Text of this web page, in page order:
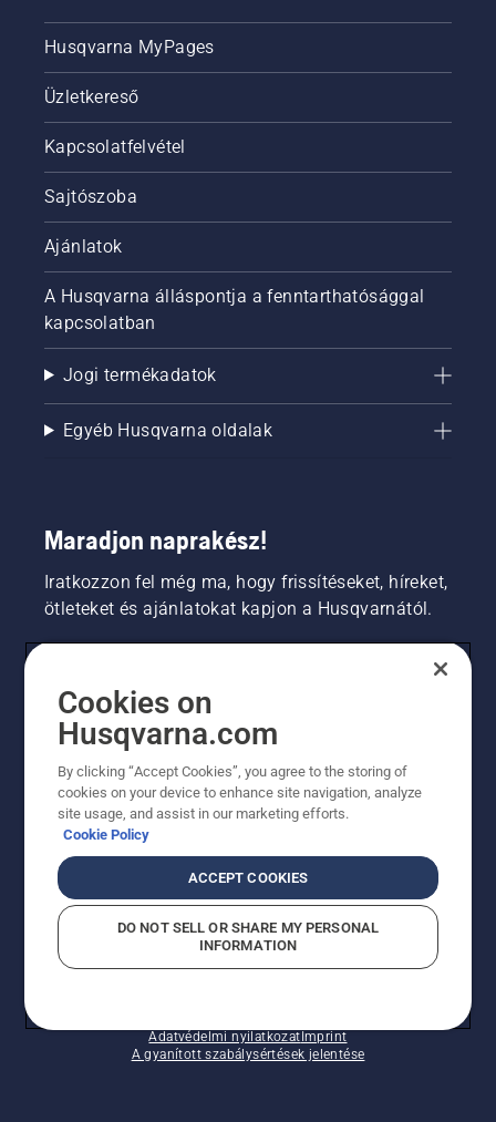
Husqvarna MyPages
Üzletkereső
Kapcsolatfelvétel
Sajtószoba
Ajánlatok
A Husqvarna álláspontja a fenntarthatósággal
kapcsolatban
Jogi termékadatok
Egyéb Husqvarna oldalak
Maradjon naprakész!
Iratkozzon fel még ma, hogy frissítéseket, híreket,
ötleteket és ajánlatokat kapjon a Husqvarnától.
PROFESSZIONÁLIS
Adatvédelmi nyilatkozatImprint
A gyanított szabálysértések jelentése
Cookies on
Husqvarna.com
By clicking “Accept Cookies”, you agree to the storing of
cookies on your device to enhance site navigation, analyze
site usage, and assist in our marketing efforts.
Cookie Policy
ACCEPT COOKIES
DO NOT SELL OR SHARE MY PERSONAL
INFORMATION